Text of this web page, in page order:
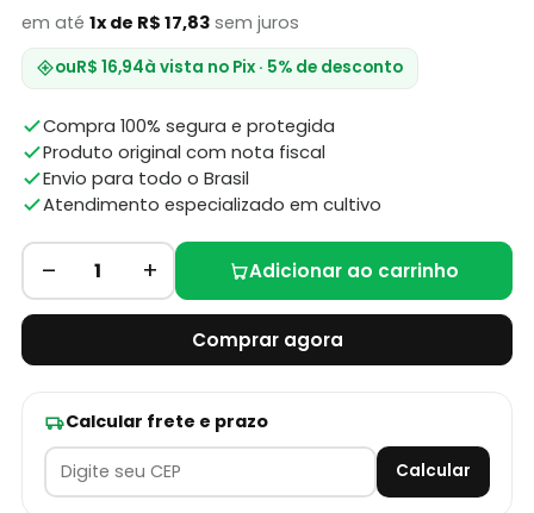
em até 1x de R$ 17,83sem juros
ouR$ 16,94à vista no Pix · 5% de desconto
Compra 100% segura e protegida
Produto original com nota fiscal
Envio para todo o Brasil
Atendimento especializado em cultivo
– 1 + Adicionar ao carrinho
Comprar agora
Calcular frete e prazo
Calcular